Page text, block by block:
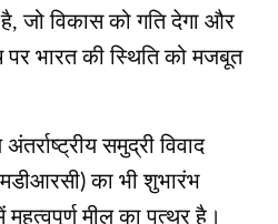
जो विकास को गति देगा और
पर भारत की स्थिति को मजबूत
समुद्री विवाद
का भी शुभारंभ
मील का पत्थर है।